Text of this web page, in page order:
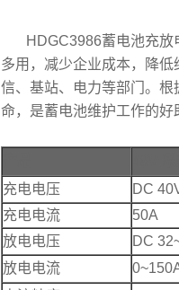
HDGC3986蓄电池充放
多用，减少企业成本，降
信、基站、电力等部门。
命，是蓄电池维护工作的好
充电电压
DC
充电电流
50A
放电电压
DC
放电电流